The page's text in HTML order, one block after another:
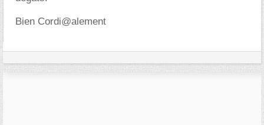
Bien Cordi@alement